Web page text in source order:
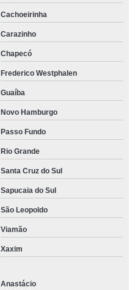
Cachoeirinha
Carazinho
Chapecó
Frederico Westphalen
Guaíba
Novo Hamburgo
Passo Fundo
Rio Grande
Santa Cruz do Sul
Sapucaia do Sul
São Leopoldo
Viamão
Xaxim
Anastácio